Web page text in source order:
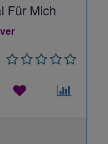
Für Mich